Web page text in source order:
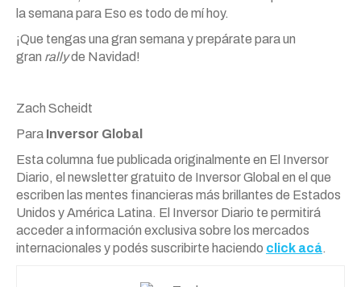
la semana para Eso es todo de mí hoy.
¡Que tengas una gran semana y prepárate para un
gran rallyde Navidad!
Zach Scheidt
Para Inversor Global
Esta columna fue publicada originalmente en El Inversor
Diario, el newsletter gratuito de Inversor Global en el que
escriben las mentes financieras más brillantes de Estados
Unidos y América Latina. El Inversor Diario te permitirá
acceder a información exclusiva sobre los mercados
internacionales y podés suscribirte haciendo click acá.